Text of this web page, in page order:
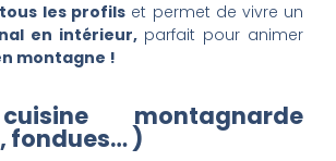
tous les profils et permet de vivre un
en intérieur,parfait pour animer
montagne !
montagnarde
fondues… )